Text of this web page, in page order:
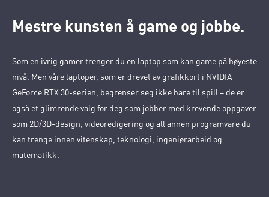
Mestre kunsten å game og jobbe.
Som en ivrig gamer trenger du en laptop som kan game på høyeste
nivå. Men våre laptoper, som er drevet av grafikkort i NVIDIA
GeForce RTX 30-serien, begrenser seg ikke bare til spill – de er
også et glimrende valg for deg som jobber med krevende oppgaver
som 2D/3D-design, videoredigering og all annen programvare du
kan trenge innen vitenskap, teknologi, ingeniørarbeid og
matematikk.